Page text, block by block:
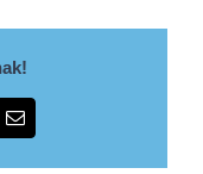
Email